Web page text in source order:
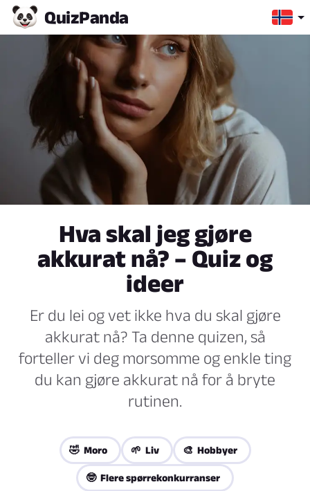
QuizPanda
Hva skal jeg gjøre
akkurat nå? – Quiz og
ideer
Er du lei og vet ikke hva du skal gjøre
akkurat nå? Ta denne quizen, så
forteller vi deg morsomme og enkle ting
du kan gjøre akkurat nå for å bryte
rutinen.
🤣 Moro 🌱 Liv 🎨 Hobbyer
🤓 Flere spørrekonkurranser